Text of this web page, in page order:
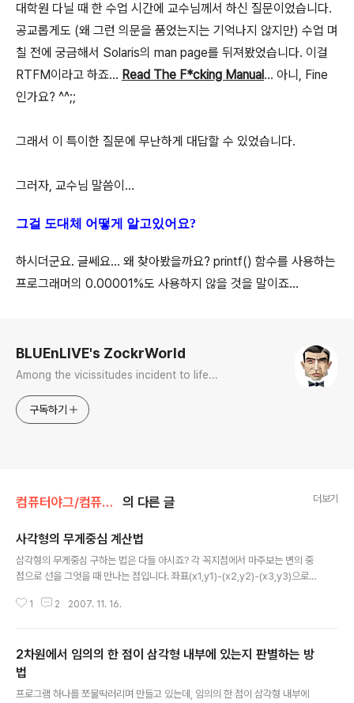
대학원 다닐 때 한 수업 시간에 교수님께서 하신 질문이었습니다.
공교롭게도 (왜 그런 의문을 품었는지는 기억나지 않지만) 수업 며
칠 전에 궁금해서 Solaris의 man page를 뒤져봤었습니다. 이걸
RTFM이라고 하죠... Read The F*cking Manual... 아니, Fine
인가요? ^^;;
그래서 이 특이한 질문에 무난하게 대답할 수 있었습니다.
그러자, 교수님 말씀이...
그걸 도대체 어떻게 알고있어요?
하시더군요. 글쎄요... 왜 찾아봤을까요? printf() 함수를 사용하는
프로그래머의 0.00001%도 사용하지 않을 것을 말이죠...
BLUEnLIVE's ZockrWorld
Among the vicissitudes incident to life...
구독하기
컴퓨터야그/컴퓨터 일반 의 다른 글 더보기
사각형의 무게중심 계산법
삼각형의 무게중심 구하는 법은 다들 아시죠? 각 꼭지점에서 마주보는 변의 중
점으로 선을 그엇을 때 만나는 점입니다. 좌표(x1,y1)-(x2,y2)-(x3,y3)으로
도 있습니다. 특징은 중학교 수학책을 참고하시고... 갑자기 궁금해져서 사각형
연결해야죠) 그러면 삼각형 둘로 나뉘는데, 각각 삼각형의 무게중심을 구합니
다. 왼쪽에 있는 삼각형을 A, 오른쪽을 B라고 하면 오른쪽과 같은 그림이 나오
게 됩니다. GA는 A의 무게중심, GB는 B의 무게중심입니다. 다음은 ..
1 2 2007. 11. 16.
2차원에서 임의의 한 점이 삼각형 내부에 있는지 판별하는 방
법
프로그램 하나를 쪼물딱러리며 만들고 있는데, 임의의 한 점이 삼각형 내부에